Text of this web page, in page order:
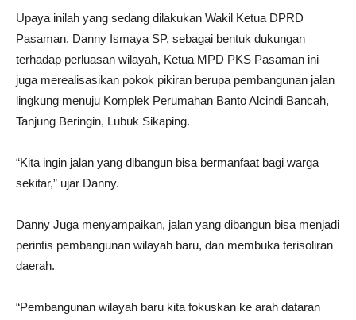
Upaya inilah yang sedang dilakukan Wakil Ketua DPRD
Pasaman, Danny Ismaya SP, sebagai bentuk dukungan
terhadap perluasan wilayah, Ketua MPD PKS Pasaman ini
juga merealisasikan pokok pikiran berupa pembangunan jalan
lingkung menuju Komplek Perumahan Banto Alcindi Bancah,
Tanjung Beringin, Lubuk Sikaping.
“Kita ingin jalan yang dibangun bisa bermanfaat bagi warga
sekitar,” ujar Danny.
Danny Juga menyampaikan, jalan yang dibangun bisa menjadi
perintis pembangunan wilayah baru, dan membuka terisoliran
daerah.
“Pembangunan wilayah baru kita fokuskan ke arah dataran